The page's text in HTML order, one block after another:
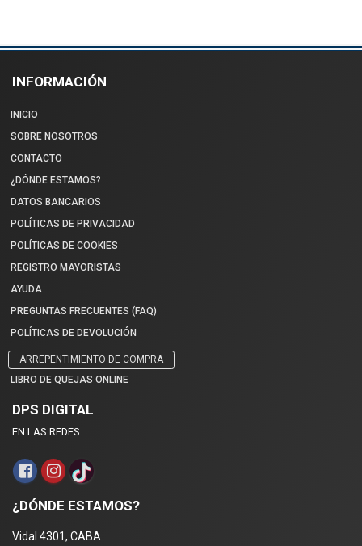
INFORMACIÓN
INICIO
SOBRE NOSOTROS
CONTACTO
¿DÓNDE ESTAMOS?
DATOS BANCARIOS
POLÍTICAS DE PRIVACIDAD
POLÍTICAS DE COOKIES
REGISTRO MAYORISTAS
AYUDA
PREGUNTAS FRECUENTES (FAQ)
POLÍTICAS DE DEVOLUCIÓN
ARREPENTIMIENTO DE COMPRA
LIBRO DE QUEJAS ONLINE
DPS DIGITAL
EN LAS REDES
¿DÓNDE ESTAMOS?
Vidal 4301, CABA